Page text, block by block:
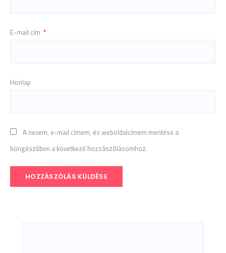
E-mail cím *
Honlap
A nevem, e-mail címem, és weboldalcímem mentése a
böngészőben a következő hozzászólásomhoz.